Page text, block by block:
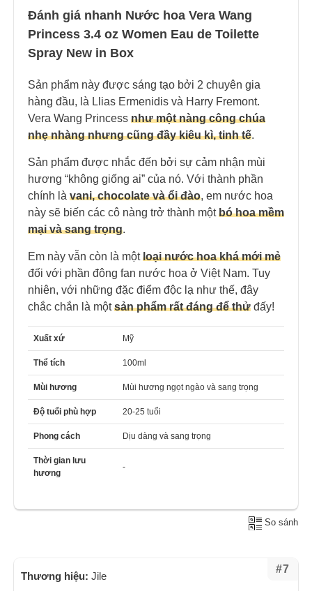
Đánh giá nhanh Nước hoa Vera Wang
Princess 3.4 oz Women Eau de Toilette
Spray New in Box
Sản phẩm này được sáng tạo bởi 2 chuyên gia
hàng đầu, là Llias Ermenidis và Harry Fremont.
Vera Wang Princess như một nàng công chúa
nhẹ nhàng nhưng cũng đầy kiêu kì, tinh tế.
Sản phẩm được nhắc đến bởi sự cảm nhận mùi
hương “không giống ai” của nó. Với thành phần
chính là vani, chocolate và ổi đào, em nước hoa
này sẽ biến các cô nàng trở thành mộtbó hoa mềm
mại và sang trọng.
Em này vẫn còn là mộtloại nước hoa khá mới mẻ
đối với phần đông fan nước hoa ở Việt Nam. Tuy
nhiên, với những đặc điểm độc lạ như thế, đây
chắc chắn là mộtsản phẩm rất đáng để thử đấy!
Xuất xứ Mỹ
Thể tích 100ml
Mùi hương Mùi hương ngọt ngào và sang trọng
Độ tuổi phù hợp 20-25 tuổi
Phong cách Dịu dàng và sang trọng
Thời gian lưu
hương
-
So sánh
#7
Thương hiệu: Jile